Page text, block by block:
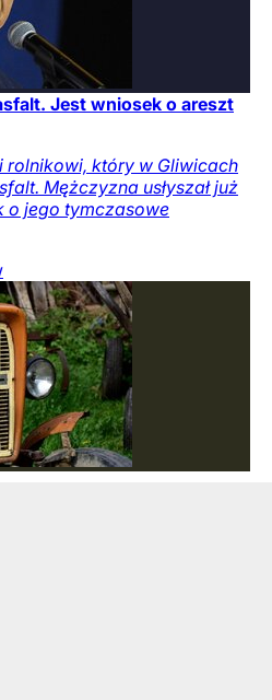
Jest wniosek o areszt
rolnikowi, który w Gliwicach
Mężczyzna usłyszał już
o jego tymczasowe